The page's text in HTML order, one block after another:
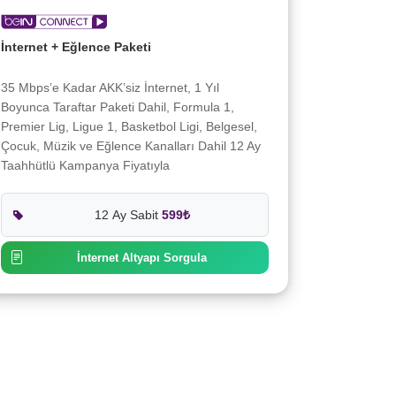
İnternet + Eğlence Paketi
35 Mbps’e Kadar AKK’siz İnternet, 1 Yıl
Boyunca Taraftar Paketi Dahil, Formula 1,
Premier Lig, Ligue 1, Basketbol Ligi, Belgesel,
Çocuk, Müzik ve Eğlence Kanalları Dahil 12 Ay
Taahhütlü Kampanya Fiyatıyla
12 Ay Sabit599₺
İnternet Altyapı Sorgula